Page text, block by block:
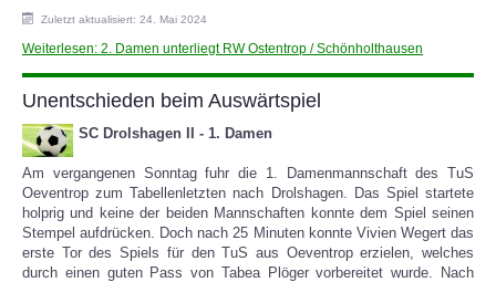
Zuletzt aktualisiert: 24. Mai 2024
Weiterlesen: 2. Damen unterliegt RW Ostentrop / Schönholthausen
Unentschieden beim Auswärtspiel
SC Drolshagen II - 1. Damen
Am vergangenen Sonntag fuhr die 1. Damenmannschaft des TuS
Oeventrop zum Tabellenletzten nach Drolshagen. Das Spiel startete
holprig und keine der beiden Mannschaften konnte dem Spiel seinen
Stempel aufdrücken. Doch nach 25 Minuten konnte Vivien Wegert das
erste Tor des Spiels für den TuS aus Oeventrop erzielen, welches
durch einen guten Pass von Tabea Plöger vorbereitet wurde. Nach